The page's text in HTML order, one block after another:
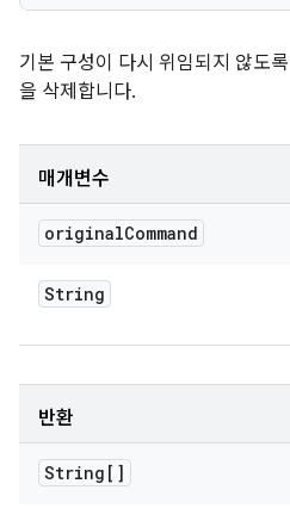
기본 구성이 다시 위임되지 않도
을 삭제합니다.
매개변수
originalCommand
String
반환
String[]